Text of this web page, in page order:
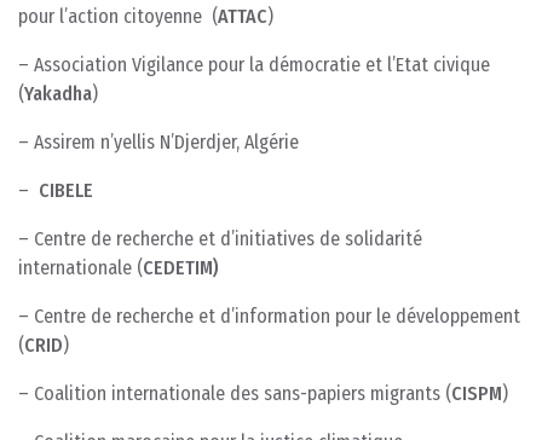
pour l’action citoyenne (ATTAC)
– Association Vigilance pour la démocratie et l’Etat civique
(Yakadha)
– Assirem n’yellis N’Djerdjer, Algérie
– CIBELE
– Centre de recherche et d’initiatives de solidarité
internationale (CEDETIM)
– Centre de recherche et d’information pour le développement
(CRID)
– Coalition internationale des sans-papiers migrants (CISPM)